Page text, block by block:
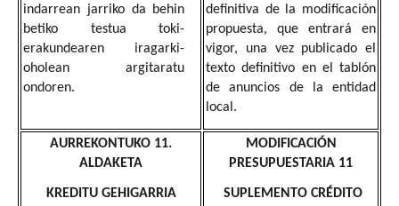
indarrean jarriko da behin
betiko testua toki-
erakundearen iragarki-
oholean argitaratu
ondoren.
definitiva de la modificación
propuesta, que entrará en
vigor, una vez publicado el
texto definitivo en el tablón
de anuncios de la entidad
local.
AURREKONTUKO 11.
ALDAKETA
KREDITU GEHIGARRIA
MODIFICACIÓN
PRESUPUESTARIA 11
SUPLEMENTO CRÉDITO